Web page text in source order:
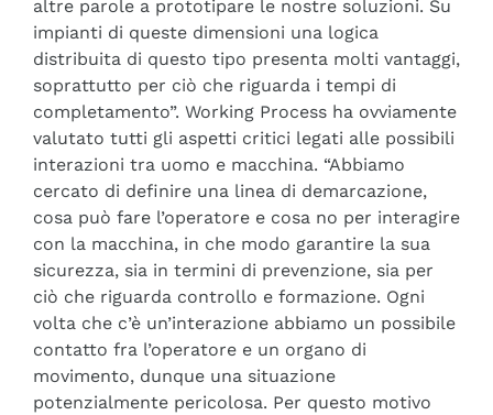
altre parole a prototipare le nostre soluzioni. Su
impianti di queste dimensioni una logica
distribuita di questo tipo presenta molti vantaggi,
soprattutto per ciò che riguarda i tempi di
completamento”. Working Process ha ovviamente
valutato tutti gli aspetti critici legati alle possibili
interazioni tra uomo e macchina. “Abbiamo
cercato di definire una linea di demarcazione,
cosa può fare l’operatore e cosa no per interagire
con la macchina, in che modo garantire la sua
sicurezza, sia in termini di prevenzione, sia per
ciò che riguarda controllo e formazione. Ogni
volta che c’è un’interazione abbiamo un possibile
contatto fra l’operatore e un organo di
movimento, dunque una situazione
potenzialmente pericolosa. Per questo motivo